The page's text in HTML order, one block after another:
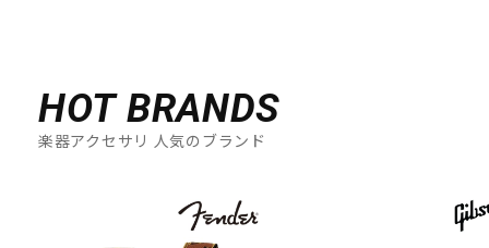
HOT BRANDS
楽器アクセサリ 人気のブランド